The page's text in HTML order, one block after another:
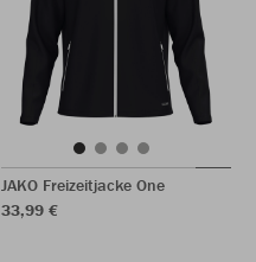
JAKO Freizeitjacke One
33,99 €